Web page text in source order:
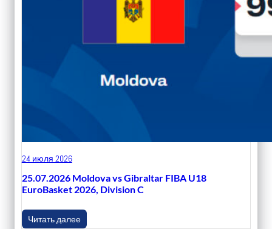
24 июля 2026
25.07.2026 Moldova vs Gibraltar FIBA U18
EuroBasket 2026, Division C
Читать далее